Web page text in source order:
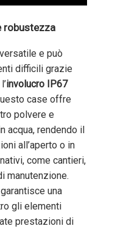
robustezza
e può
difficili grazie
involucro IP67
case offre
polvere e
acqua, rendendo il
all’aperto o in
come cantieri,
manutenzione.
una
gli elementi
prestazioni di